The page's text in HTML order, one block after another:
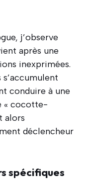
j’observe
après une
inexprimées.
conduire à une
« cocotte-
alors
déclencheur
spécifiques